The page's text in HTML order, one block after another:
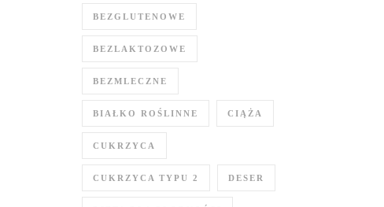
BEZGLUTENOWE
BEZLAKTOZOWE
BEZMLECZNE
BIAŁKO ROŚLINNE CIĄŻA
CUKRZYCA
CUKRZYCA TYPU 2 DESER